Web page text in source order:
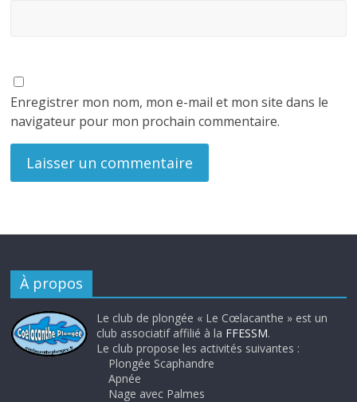
Enregistrer mon nom, mon e-mail et mon site dans le
navigateur pour mon prochain commentaire.
À propos
Le club de plongée « Le Cœlacanthe » est un
club associatif affilié à la FFESSM.
Le club propose les activités suivantes :
Plongée Scaphandre
Apnée
Nage avec Palmes